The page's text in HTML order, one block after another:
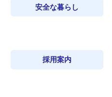
安全な暮らし
採用案内